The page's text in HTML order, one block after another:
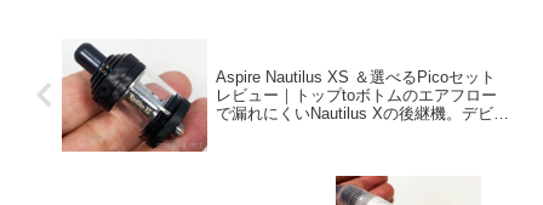
Aspire Nautilus XS ＆選べるPicoセット
レビュー｜トップtoボトムのエアフロー
で漏れにくいNautilus Xの後継機。デビュ